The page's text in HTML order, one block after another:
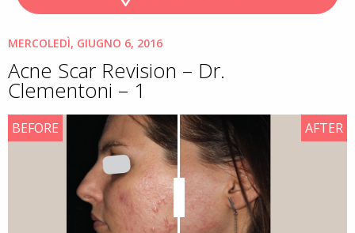
MERCOLEDÌ, GIUGNO 6, 2016
Acne Scar Revision – Dr.
Clementoni – 1
AFTER
BEFORE